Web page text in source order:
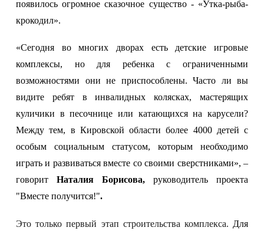
появилось огромное сказочное существо - «Утка-рыба-
крокодил».
«Сегодня во многих дворах есть детские игровые
комплексы, но для ребенка с ограниченными
возможностями они не приспособлены. Часто ли вы
видите ребят в инвалидных колясках, мастерящих
куличики в песочнице или катающихся на карусели?
Между тем, в Кировской области более 4000 детей с
особым социальным статусом, которым необходимо
играть и развиваться вместе со своими сверстниками», –
говорит Наталия Борисова, руководитель проекта
"Вместе получится!".
Это только первый этап строительства комплекса. Для